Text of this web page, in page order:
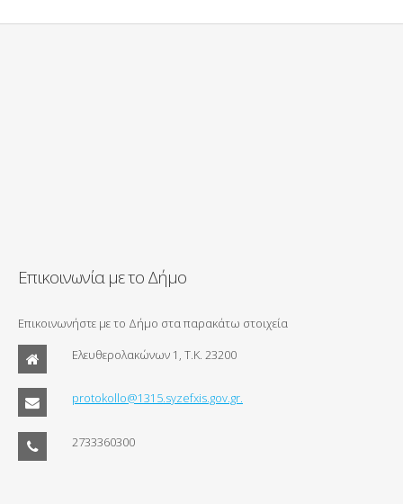
Επικοινωνία με το Δήμο
Επικοινωνήστε με το Δήμο στα παρακάτω στοιχεία
Ελευθερολακώνων 1, Τ.Κ. 23200
protokollo@1315.syzefxis.gov.gr.
2733360300